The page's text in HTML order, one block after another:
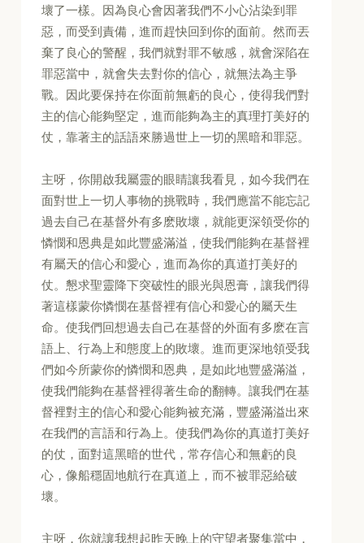
壞了一樣。因為良心會因著我們不小心沾染到罪
惡，而受到責備，進而趕快回到你的面前。然而丟
棄了良心的警醒，我們就對罪不敏感，就會深陷在
罪惡當中，就會失去對你的信心，就無法為主爭
戰。因此要保持在你面前無虧的良心，使得我們對
主的信心能夠堅定，進而能夠為主的真理打美好的
仗，靠著主的話語來勝過世上一切的黑暗和罪惡。
主呀，你開啟我屬靈的眼睛讓我看見，如今我們在
面對世上一切人事物的挑戰時，我們應當不能忘記
過去自己在基督外有多麽敗壞，就能更深領受你的
憐憫和恩典是如此豐盛滿溢，使我們能夠在基督裡
有屬天的信心和愛心，進而為你的真道打美好的
仗。懇求聖靈降下突破性的眼光與恩膏，讓我們得
著這樣蒙你憐憫在基督裡有信心和愛心的屬天生
命。使我們回想過去自己在基督的外面有多麽在言
語上、行為上和態度上的敗壞。進而更深地領受我
們如今所蒙你的憐憫和恩典，是如此地豐盛滿溢，
使我們能夠在基督裡得著生命的翻轉。讓我們在基
督裡對主的信心和愛心能夠被充滿，豐盛滿溢出來
在我們的言語和行為上。使我們為你的真道打美好
的仗，面對這黑暗的世代，常存信心和無虧的良
心，像船穩固地航行在真道上，而不被罪惡給破
壞。
主呀，你就讓我想起昨天晚上的守望者聚集當中，